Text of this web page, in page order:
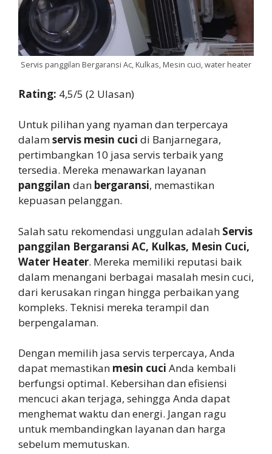
Servis panggilan Bergaransi Ac, Kulkas, Mesin cuci, water heater
Rating: 4,5/5 (2 Ulasan)
Untuk pilihan yang nyaman dan terpercaya
dalamservis mesin cuci di Banjarnegara,
pertimbangkan 10 jasa servis terbaik yang
tersedia. Mereka menawarkan layanan
panggilan dan bergaransi, memastikan
kepuasan pelanggan.
Salah satu rekomendasi unggulan adalah Servis
panggilan Bergaransi AC, Kulkas, Mesin Cuci,
Water Heater. Mereka memiliki reputasi baik
dalam menangani berbagai masalah mesin cuci,
dari kerusakan ringan hingga perbaikan yang
kompleks. Teknisi mereka terampil dan
berpengalaman.
Dengan memilih jasa servis terpercaya, Anda
dapat memastikan mesin cuci Anda kembali
berfungsi optimal. Kebersihan dan efisiensi
mencuci akan terjaga, sehingga Anda dapat
menghemat waktu dan energi. Jangan ragu
untuk membandingkan layanan dan harga
sebelum memutuskan.